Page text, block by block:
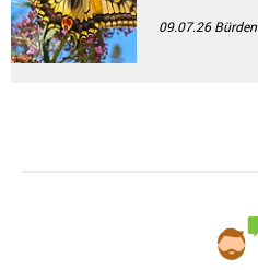
09.07.26Bürden